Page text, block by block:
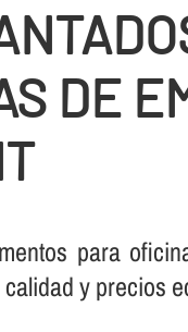
DE
para
y precios